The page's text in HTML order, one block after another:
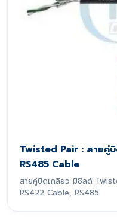
Twisted Pair : สาย
RS485 Cable
สายคู่บิดเกลียว มีชีลด์
RS422 Cable, RS485